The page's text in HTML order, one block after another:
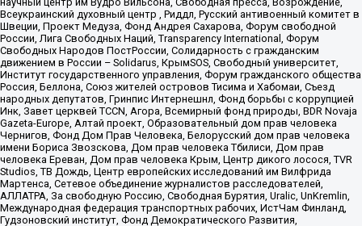
Всеукраинский духовный центр , Риддл, Русский антивоенный комитет в
Швеции, Проект Медуза, Фонд Андрея Сахарова, Форум свободной
России, Лига Свободных Наций, Transparеncy International, Форум
Свободных Народов ПостРоссии, Солидарность с гражданским
движением в России – Solidarus, КрымSOS, Свободный университет,
Институт государственного управления, Форум гражданского общества
Россия, Беллона, Союз жителей островов Тисима и Хабомаи, Съезд
народных депутатов, Гринпис Интернешнл, Фонд борьбы с коррупцией
Инк, Завет церквей TCCN, Агора, Всемирный фонд природы, BDR Novaja
Gazeta-Europe, Алтай проект, Образовательный дом прав человека
Чернигов, Фонд Дом Прав Человека, Белорусский дом прав человека
имени Бориса Звозскова, Дом прав человека Тбилиси, Дом прав
человека Ереван, Дом прав человека Крым, Центр дикого лосося, TVR
Studios, ТВ Дождь, Центр европейских исследований им Вилфрида
Мартенса, Сетевое объединение журналистов расследователей,
АЛЛАТРА, За свободную Россию, Свободная Бурятия, Uralic, UnKremlin,
Международная федерация транспортных рабочих, ИстЧам Финланд,
Гудзоновский институт, Фонд Демократического Развития,